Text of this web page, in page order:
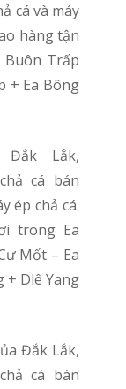
cá và máy
hàng tận
Buôn Trấp
+ Ea Bông
cá bán
ép chả cá.
trong Ea
Mốt – Ea
+ Dlê Yang
cá bán